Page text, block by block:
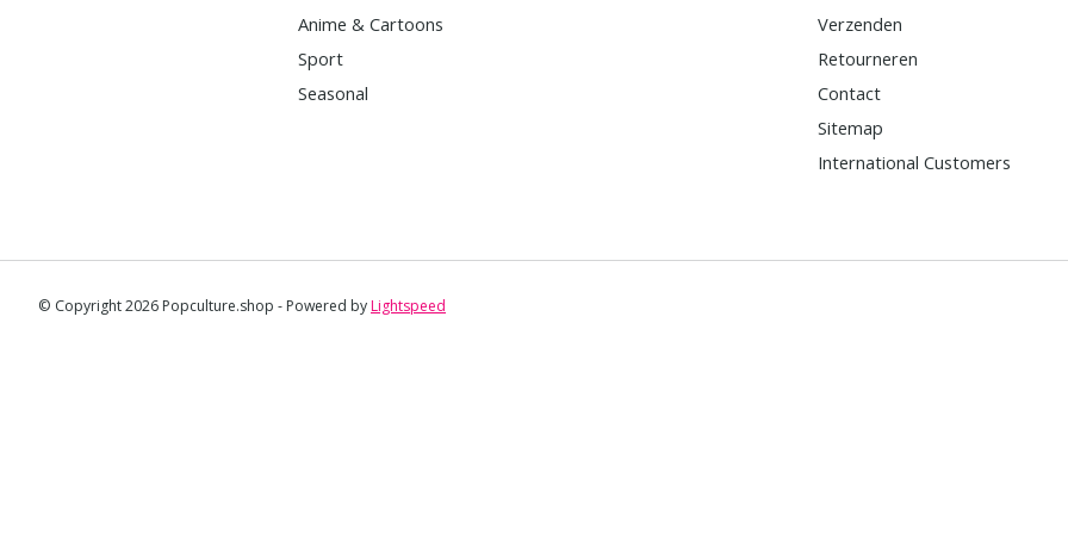
Anime & Cartoons
Sport
Seasonal
Verzenden
Retourneren
Contact
Sitemap
International Customers
© Copyright 2026 Popculture.shop - Powered byLightspeed